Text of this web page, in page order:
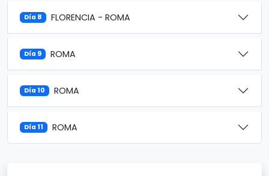
Día 8 FLORENCIA - ROMA
Día 9 ROMA
Día 10 ROMA
Día 11 ROMA